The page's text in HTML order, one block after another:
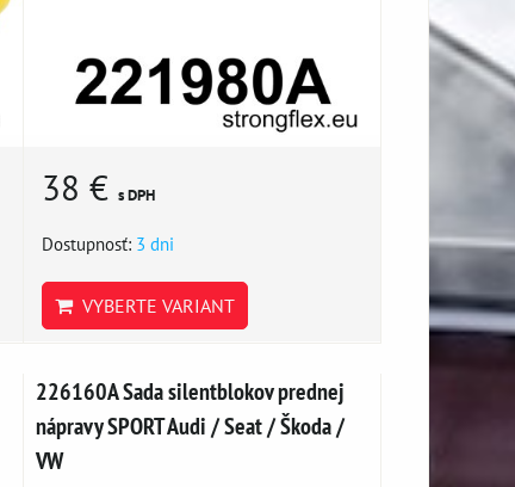
38 €s DPH
Dostupnosť: 3 dni
VYBERTE VARIANT
226160A Sada silentblokov prednej
nápravy SPORT Audi / Seat / Škoda /
VW